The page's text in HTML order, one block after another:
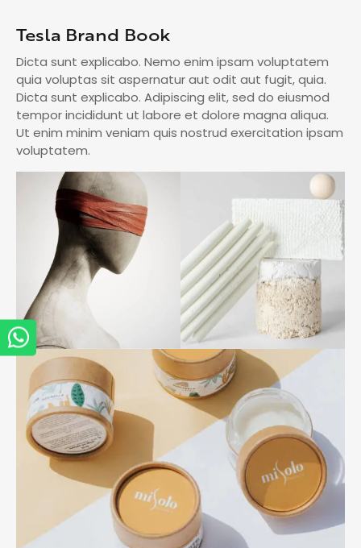
Tesla Brand Book
Dicta sunt explicabo. Nemo enim ipsam voluptatem
quia voluptas sit aspernatur aut odit aut fugit, quia.
Dicta sunt explicabo. Adipiscing elit, sed do eiusmod
tempor incididunt ut labore et dolore magna aliqua.
Ut enim minim veniam quis nostrud exercitation ipsam
voluptatem.